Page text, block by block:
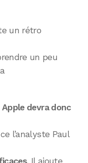
un rétro
un peu
Apple devra donc
l’analyste Paul
. Il ajoute